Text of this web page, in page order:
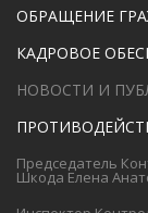
ОБРАЩЕНИЕ
КАДРОВОЕ
НОВОСТИ И
Председатель
Шкода Елена